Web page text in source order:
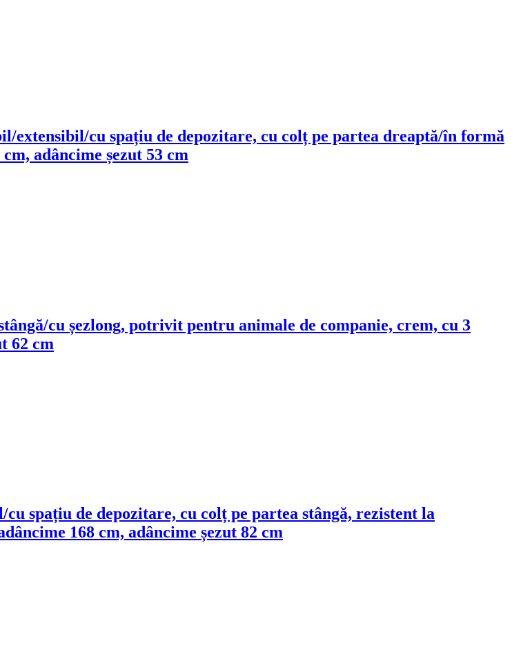
extensibil/cu spațiu de depozitare, cu colț pe partea dreaptă/în formă
adâncime șezut 53 cm
cu șezlong, potrivit pentru animale de companie, crem, cu 3
62 cm
spațiu de depozitare, cu colț pe partea stângă, rezistent la
168 cm, adâncime șezut 82 cm